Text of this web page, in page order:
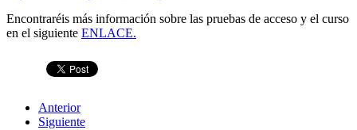
Encontraréis más información sobre las pruebas de acceso y el curso
en el siguiente ENLACE.
Anterior
Siguiente